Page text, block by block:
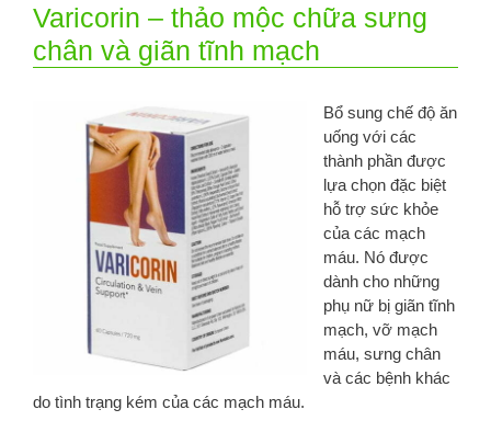
Varicorin – thảo mộc chữa sưng
chân và giãn tĩnh mạch
Bổ sung chế độ ăn
uống với các
thành phần được
lựa chọn đặc biệt
hỗ trợ sức khỏe
của các mạch
máu. Nó được
dành cho những
phụ nữ bị giãn tĩnh
mạch, vỡ mạch
máu, sưng chân
và các bệnh khác
do tình trạng kém của các mạch máu.